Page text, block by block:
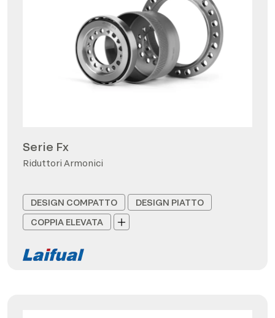
Serie Fx
Riduttori Armonici
DESIGN COMPATTO
DESIGN PIATTO
COPPIA ELEVATA